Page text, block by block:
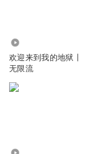
欢迎来到我的地狱丨
无限流